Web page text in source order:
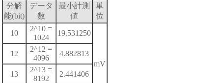
分解
能(bit)
データ
数
最小計測
値
単
位
10
2^10 =
1024
19.531250
mV
12
2^12 =
4096
4.882813
13
2^13 =
8192
2.441406